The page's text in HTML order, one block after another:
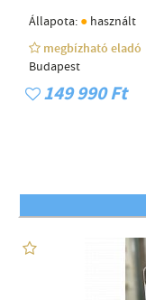
Állapota: ● használt
megbízható eladó
Budapest
149 990 Ft